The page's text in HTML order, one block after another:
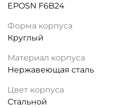
EPOSN F6B24
Форма корпуса
Круглый
Материал корпуса
Нержавеющая сталь
Цвет корпуса
Стальной